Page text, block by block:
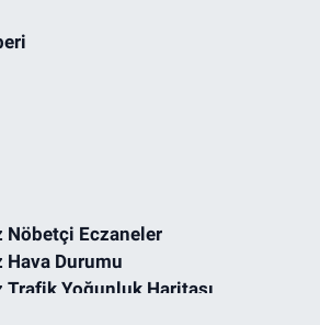
Nöbetçi Eczaneler
Hava Durumu
Trafik Yoğunluk Haritası